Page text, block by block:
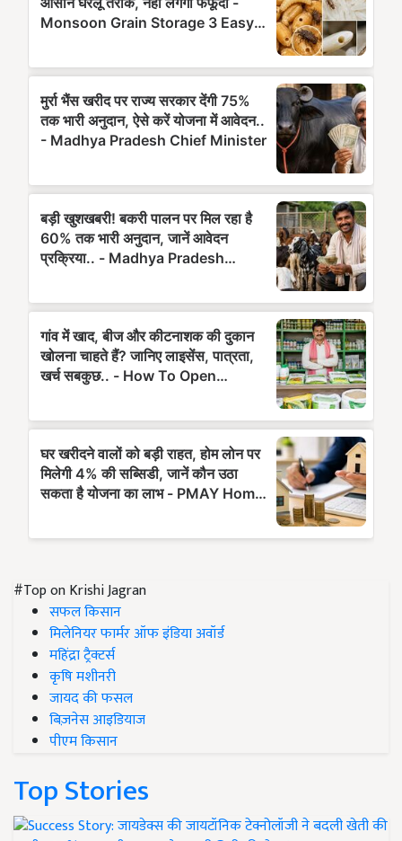
#Top on Krishi Jagran
सफल किसान
मिलेनियर फार्मर ऑफ इंडिया अवॉर्ड
महिंद्रा ट्रैक्टर्स
कृषि मशीनरी
जायद की फसल
बिज़नेस आइडियाज
पीएम किसान
Top Stories